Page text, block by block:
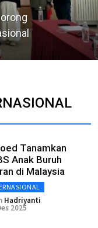
Tanamkan
Anak Buruh
di Malaysia
Hadriyanti
2025